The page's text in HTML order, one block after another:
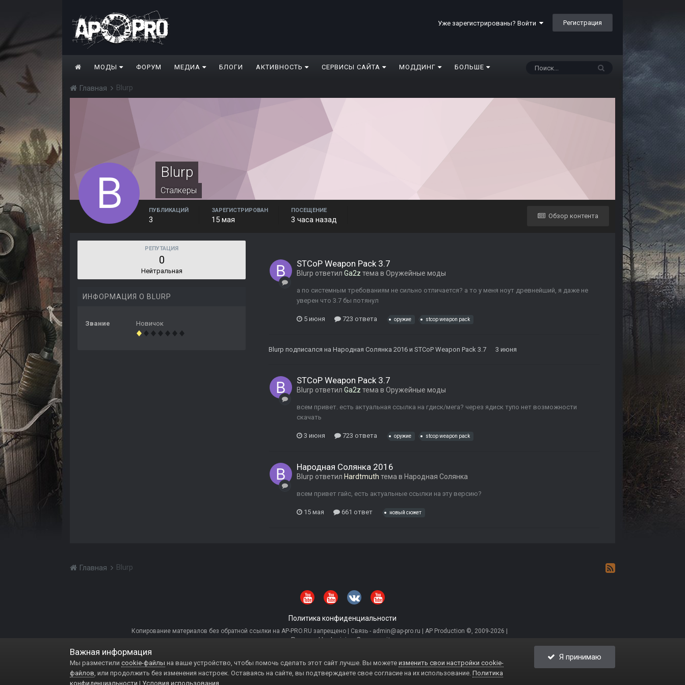
Уже зарегистрированы? Войти Регистрация
МОДЫ ФОРУМ МЕДИА БЛОГИ АКТИВНОСТЬ СЕРВИСЫ САЙТА МОДДИНГ БОЛЬШЕ
Главная Blurp
Blurp
Сталкеры
Обзор контента
ПУБЛИКАЦИЙ
3
ЗАРЕГИСТРИРОВАН
15 мая
ПОСЕЩЕНИЕ
3 часа назад
РЕПУТАЦИЯ
0
Нейтральная
ИНФОРМАЦИЯ О BLURP
Звание Новичок
STCoP Weapon Pack 3.7
Blurp ответил Ga2z тема в Оружейные моды
а по системным требованиям не сильно отличается? а то у меня ноут древнейший, я даже не
уверен что 3.7 бы потянул
5 июня 723 ответа оружие stcop weapon pack
Blurp подписался на Народная Солянка 2016 и STCoP Weapon Pack 3.7 3 июня
STCoP Weapon Pack 3.7
Blurp ответил Ga2z тема в Оружейные моды
всем привет. есть актуальная ссылка на гдиск/мега? через ядиск тупо нет возможности
скачать
3 июня 723 ответа оружие stcop weapon pack
Народная Солянка 2016
Blurp ответил Hardtmuth тема в Народная Солянка
всем привет гайс, есть актуальные ссылки на эту версию?
15 мая 661 ответ новый сюжет
Главная Blurp
Политика конфиденциальности
Копирование материалов без обратной ссылки на AP-PRO.RU запрещено | Связь - admin@ap-pro.ru | AP Production ©, 2009-2026 |
Powered by Invision Community
Важная информация
Мы разместили cookie-файлы на ваше устройство, чтобы помочь сделать этот сайт лучше. Вы можете изменить свои настройки cookie-
файлов, или продолжить без изменения настроек. Оставаясь на сайте, вы подтверждаете свое согласие на их использование. Политика
конфиденциальности | Условия использования
Я принимаю